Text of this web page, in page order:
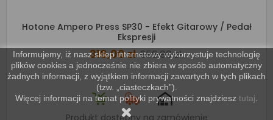
Informujemy, iż nasz sklep internetowy wykorzystuje technologię
plików cookies a jednocześnie nie zbiera w sposób automatyczny
żadnych informacji, z wyjątkiem informacji zawartych w tych plikach
(tzw. „ciasteczkach”).
Więcej informacji na temat polityki prywatności znajdziesz tutaj
Hotone Ampero Press SP30 - Efekt Gitarowy / Pedał
Ekspresji
316,00 zł 356,00 zł
Produkt dostępny na zamówienie